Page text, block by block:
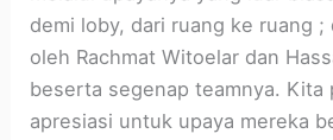
demi loby, dari ruang ke ruang ;
oleh Rachmat Witoelar dan
beserta segenap teamnya. Kita
apresiasi untuk upaya mereka